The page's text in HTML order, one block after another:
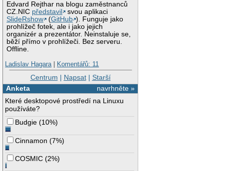
Edvard Rejthar na blogu zaměstnanců
CZ.NIC představil
svou aplikaci
SlideRshow
(GitHub ). Funguje jako
prohlížeč fotek, ale i jako jejich
organizér a prezentátor. Neinstaluje se,
běží přímo v prohlížeči. Bez serveru.
Offline.
Ladislav Hagara| Komentářů: 11
Centrum | Napsat| Starší
navrhněte »
Anketa
Které desktopové prostředí na Linuxu
používáte?
Budgie (10%)
Cinnamon (7%)
COSMIC (2%)